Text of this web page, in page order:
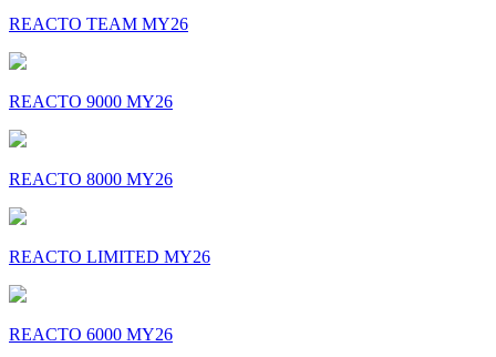
REACTO TEAM MY26
REACTO 9000 MY26
REACTO 8000 MY26
REACTO LIMITED MY26
REACTO 6000 MY26